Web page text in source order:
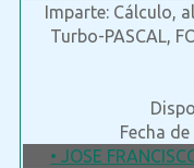
Imparte: Cálculo,
Turbo-PASCAL,
Fecha
• JOSE